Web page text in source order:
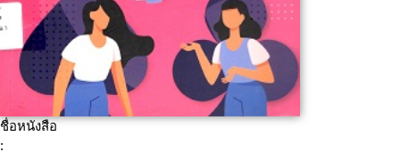
ชื่อหนังสือ
: